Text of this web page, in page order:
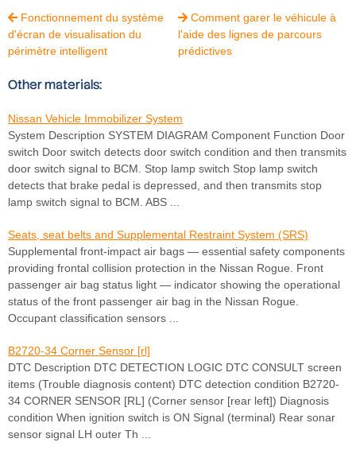
Fonctionnement du système
d'écran de visualisation du
périmètre intelligent
 Comment garer le véhicule à
l'aide des lignes de parcours
prédictives
Other materials:
Nissan Vehicle Immobilizer System
System Description SYSTEM DIAGRAM Component Function Door
switch Door switch detects door switch condition and then transmits
door switch signal to BCM. Stop lamp switch Stop lamp switch
detects that brake pedal is depressed, and then transmits stop
lamp switch signal to BCM. ABS ...
Seats, seat belts and Supplemental Restraint System (SRS)
Supplemental front-impact air bags — essential safety components
providing frontal collision protection in the Nissan Rogue. Front
passenger air bag status light — indicator showing the operational
status of the front passenger air bag in the Nissan Rogue.
Occupant classification sensors ...
B2720-34 Corner Sensor [rl]
DTC Description DTC DETECTION LOGIC DTC CONSULT screen
items (Trouble diagnosis content) DTC detection condition B2720-
34 CORNER SENSOR [RL] (Corner sensor [rear left]) Diagnosis
condition When ignition switch is ON Signal (terminal) Rear sonar
sensor signal LH outer Th ...